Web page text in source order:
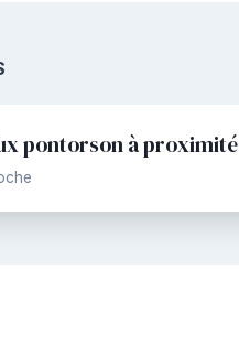
pontorson à proximité